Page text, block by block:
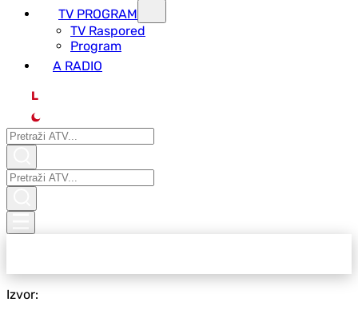
TV PROGRAM
ТV Raspored
Program
A RADIO
L
Izvor: